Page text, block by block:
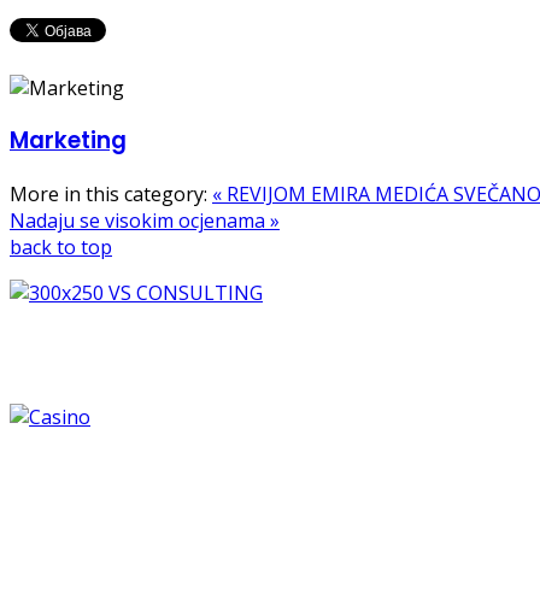
Marketing
More in this category: « REVIJOM EMIRA MEDIĆA
Nadaju se visokim ocjenama »
back to top